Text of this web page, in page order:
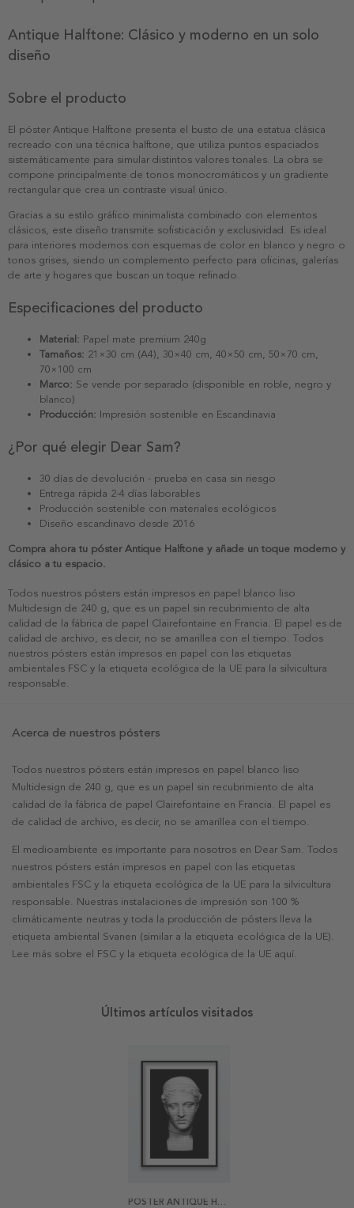
Antique Halftone: Clásico y moderno en un solo
diseño
Sobre el producto
El póster Antique Halftone presenta el busto de una estatua clásica
recreado con una técnica halftone, que utiliza puntos espaciados
sistemáticamente para simular distintos valores tonales. La obra se
compone principalmente de tonos monocromáticos y un gradiente
rectangular que crea un contraste visual único.
Gracias a su estilo gráfico minimalista combinado con elementos
clásicos, este diseño transmite sofisticación y exclusividad. Es ideal
para interiores modernos con esquemas de color en blanco y negro o
tonos grises, siendo un complemento perfecto para oficinas, galerías
de arte y hogares que buscan un toque refinado.
Especificaciones del producto
Material: Papel mate premium 240g
Tamaños: 21×30 cm (A4), 30×40 cm, 40×50 cm, 50×70 cm,
70×100 cm
Marco: Se vende por separado (disponible en roble, negro y
blanco)
Producción: Impresión sostenible en Escandinavia
¿Por qué elegir Dear Sam?
30 días de devolución - prueba en casa sin riesgo
Entrega rápida 2-4 días laborables
Producción sostenible con materiales ecológicos
Diseño escandinavo desde 2016
Compra ahora tu póster Antique Halftone y añade un toque moderno y
clásico a tu espacio.
Todos nuestros pósters están impresos en papel blanco liso
Multidesign de 240 g, que es un papel sin recubrimiento de alta
calidad de la fábrica de papel Clairefontaine en Francia. El papel es de
calidad de archivo, es decir, no se amarillea con el tiempo. Todos
nuestros pósters están impresos en papel con las etiquetas
ambientales FSC y la etiqueta ecológica de la UE para la silvicultura
responsable.
Acerca de nuestros pósters
Todos nuestros pósters están impresos en papel blanco liso
Multidesign de 240 g, que es un papel sin recubrimiento de alta
calidad de la fábrica de papel Clairefontaine en Francia. El papel es
de calidad de archivo, es decir, no se amarillea con el tiempo.
El medioambiente es importante para nosotros en Dear Sam. Todos
nuestros pósters están impresos en papel con las etiquetas
ambientales FSC y la etiqueta ecológica de la UE para la silvicultura
responsable. Nuestras instalaciones de impresión son 100 %
climáticamente neutras y toda la producción de pósters lleva la
etiqueta ambiental Svanen (similar a la etiqueta ecológica de la UE).
Lee más sobre el FSC y la etiqueta ecológica de la UE aquí.
Últimos artículos visitados
POSTER ANTIQUE HALFTONE